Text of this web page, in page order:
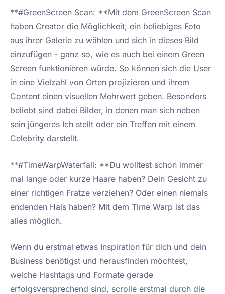
**#GreenScreen Scan: **Mit dem GreenScreen Scan
haben Creator die Möglichkeit, ein beliebiges Foto
aus ihrer Galerie zu wählen und sich in dieses Bild
einzufügen - ganz so, wie es auch bei einem Green
Screen funktionieren würde. So können sich die User
in eine Vielzahl von Orten projizieren und ihrem
Content einen visuellen Mehrwert geben. Besonders
beliebt sind dabei Bilder, in denen man sich neben
sein jüngeres Ich stellt oder ein Treffen mit einem
Celebrity darstellt.
**#TimeWarpWaterfall: **Du wolltest schon immer
mal lange oder kurze Haare haben? Dein Gesicht zu
einer richtigen Fratze verziehen? Oder einen niemals
endenden Hals haben? Mit dem Time Warp ist das
alles möglich.
Wenn du erstmal etwas Inspiration für dich und dein
Business benötigst und herausfinden möchtest,
welche Hashtags und Formate gerade
erfolgsversprechend sind, scrolle erstmal durch die